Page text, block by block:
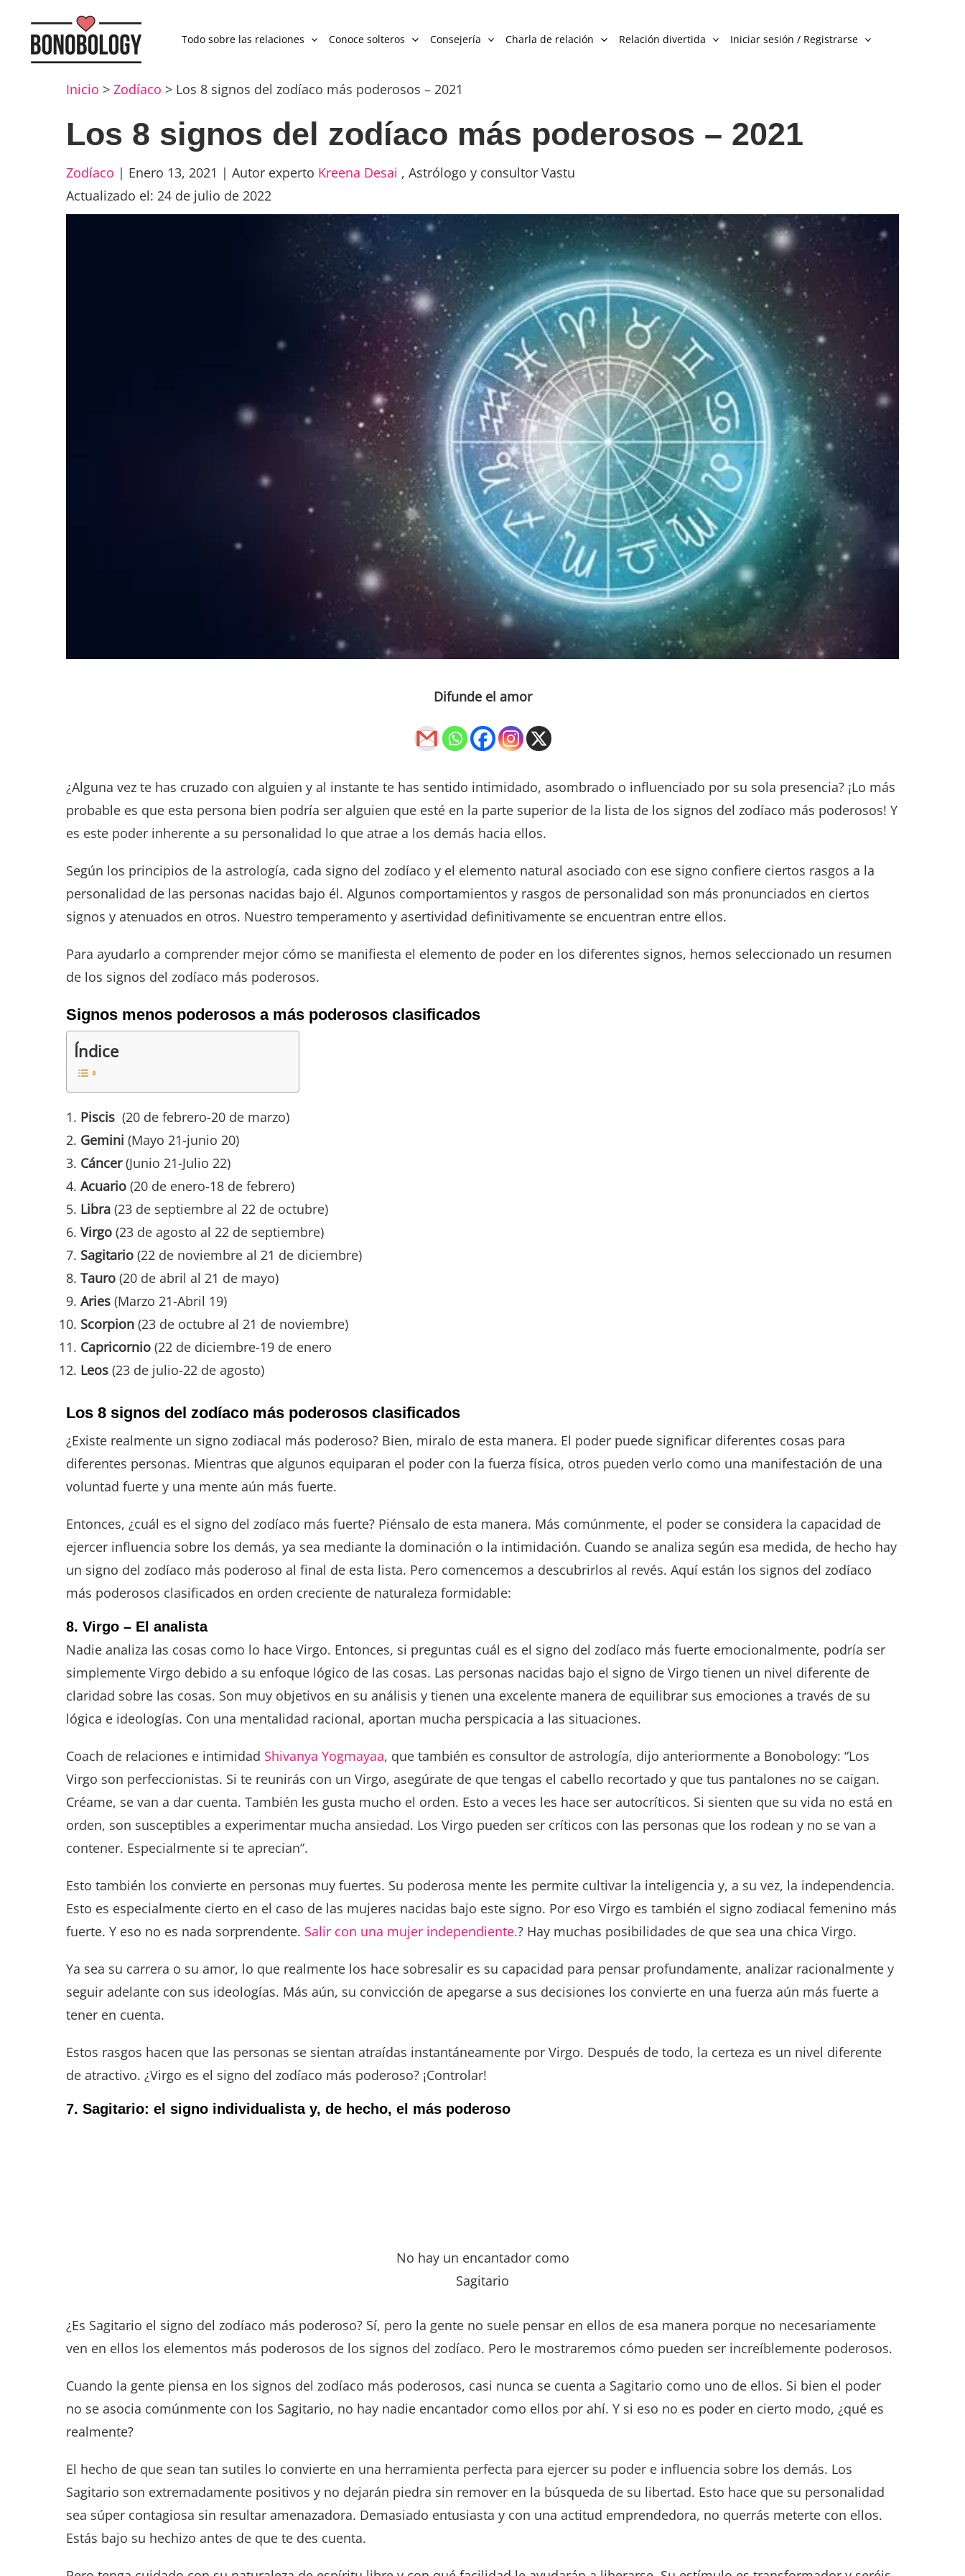
Todo sobre las relaciones Conoce solteros Consejería Charla de relación Relación divertida Iniciar sesión / Registrarse
Inicio > Zodíaco > Los 8 signos del zodíaco más poderosos – 2021
Los 8 signos del zodíaco más poderosos – 2021
Zodíaco | Enero 13, 2021 | Autor experto Kreena Desai , Astrólogo y consultor Vastu
Actualizado el: 24 de julio de 2022
Difunde el amor
¿Alguna vez te has cruzado con alguien y al instante te has sentido intimidado, asombrado o influenciado por su sola presencia? ¡Lo más
probable es que esta persona bien podría ser alguien que esté en la parte superior de la lista de los signos del zodíaco más poderosos! Y
es este poder inherente a su personalidad lo que atrae a los demás hacia ellos.
Según los principios de la astrología, cada signo del zodíaco y el elemento natural asociado con ese signo confiere ciertos rasgos a la
personalidad de las personas nacidas bajo él. Algunos comportamientos y rasgos de personalidad son más pronunciados en ciertos
signos y atenuados en otros. Nuestro temperamento y asertividad definitivamente se encuentran entre ellos.
Para ayudarlo a comprender mejor cómo se manifiesta el elemento de poder en los diferentes signos, hemos seleccionado un resumen
de los signos del zodíaco más poderosos.
Signos menos poderosos a más poderosos clasificados
Índice
Piscis (20 de febrero-20 de marzo)
Gemini (Mayo 21-junio 20)
Cáncer(Junio ​​21-Julio 22)
Acuario (20 de enero-18 de febrero)
Libra (23 de septiembre al 22 de octubre)
Virgo (23 de agosto al 22 de septiembre)
Sagitario (22 de noviembre al 21 de diciembre)
Tauro (20 de abril al 21 de mayo)
Aries (Marzo 21-Abril 19)
Scorpion (23 de octubre al 21 de noviembre)
Capricornio (22 de diciembre-19 de enero
Leos (23 de julio-22 de agosto)
Los 8 signos del zodíaco más poderosos clasificados
¿Existe realmente un signo zodiacal más poderoso? Bien, miralo de esta manera. El poder puede significar diferentes cosas para
diferentes personas. Mientras que algunos equiparan el poder con la fuerza física, otros pueden verlo como una manifestación de una
voluntad fuerte y una mente aún más fuerte.
Entonces, ¿cuál es el signo del zodíaco más fuerte? Piénsalo de esta manera. Más comúnmente, el poder se considera la capacidad de
ejercer influencia sobre los demás, ya sea mediante la dominación o la intimidación. Cuando se analiza según esa medida, de hecho hay
un signo del zodíaco más poderoso al final de esta lista. Pero comencemos a descubrirlos al revés. Aquí están los signos del zodíaco
más poderosos clasificados en orden creciente de naturaleza formidable:
8. Virgo – El analista
Nadie analiza las cosas como lo hace Virgo. Entonces, si preguntas cuál es el signo del zodíaco más fuerte emocionalmente, podría ser
simplemente Virgo debido a su enfoque lógico de las cosas. Las personas nacidas bajo el signo de Virgo tienen un nivel diferente de
claridad sobre las cosas. Son muy objetivos en su análisis y tienen una excelente manera de equilibrar sus emociones a través de su
lógica e ideologías. Con una mentalidad racional, aportan mucha perspicacia a las situaciones.
Coach de relaciones e intimidad Shivanya Yogmayaa, que también es consultor de astrología, dijo anteriormente a Bonobology: “Los
Virgo son perfeccionistas. Si te reunirás con un Virgo, asegúrate de que tengas el cabello recortado y que tus pantalones no se caigan.
Créame, se van a dar cuenta. También les gusta mucho el orden. Esto a veces les hace ser autocríticos. Si sienten que su vida no está en
orden, son susceptibles a experimentar mucha ansiedad. Los Virgo pueden ser críticos con las personas que los rodean y no se van a
contener. Especialmente si te aprecian”.
Esto también los convierte en personas muy fuertes. Su poderosa mente les permite cultivar la inteligencia y, a su vez, la independencia.
Esto es especialmente cierto en el caso de las mujeres nacidas bajo este signo. Por eso Virgo es también el signo zodiacal femenino más
fuerte. Y eso no es nada sorprendente. Salir con una mujer independiente.? Hay muchas posibilidades de que sea una chica Virgo.
Ya sea su carrera o su amor, lo que realmente los hace sobresalir es su capacidad para pensar profundamente, analizar racionalmente y
seguir adelante con sus ideologías. Más aún, su convicción de apegarse a sus decisiones los convierte en una fuerza aún más fuerte a
tener en cuenta.
Estos rasgos hacen que las personas se sientan atraídas instantáneamente por Virgo. Después de todo, la certeza es un nivel diferente
de atractivo. ¿Virgo es el signo del zodíaco más poderoso? ¡Controlar!
7. Sagitario: el signo individualista y, de hecho, el más poderoso
No hay un encantador como
Sagitario
¿Es Sagitario el signo del zodíaco más poderoso? Sí, pero la gente no suele pensar en ellos de esa manera porque no necesariamente
ven en ellos los elementos más poderosos de los signos del zodíaco. Pero le mostraremos cómo pueden ser increíblemente poderosos.
Cuando la gente piensa en los signos del zodíaco más poderosos, casi nunca se cuenta a Sagitario como uno de ellos. Si bien el poder
no se asocia comúnmente con los Sagitario, no hay nadie encantador como ellos por ahí. Y si eso no es poder en cierto modo, ¿qué es
realmente?
El hecho de que sean tan sutiles lo convierte en una herramienta perfecta para ejercer su poder e influencia sobre los demás. Los
Sagitario son extremadamente positivos y no dejarán piedra sin remover en la búsqueda de su libertad. Esto hace que su personalidad
sea súper contagiosa sin resultar amenazadora. Demasiado entusiasta y con una actitud emprendedora, no querrás meterte con ellos.
Estás bajo su hechizo antes de que te des cuenta.